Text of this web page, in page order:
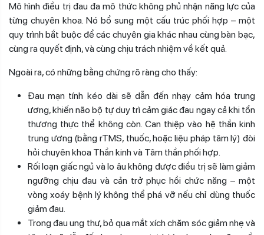
Mô hình điều trị đau đa mô thức không phủ nhận năng lực của
từng chuyên khoa. Nó bổ sung một cấu trúc phối hợp – một
quy trình bắt buộc để các chuyên gia khác nhau cùng bàn bạc,
cùng ra quyết định, và cùng chịu trách nhiệm về kết quả.
Ngoài ra, có những bằng chứng rõ ràng cho thấy:
Đau mạn tính kéo dài sẽ dẫn đến nhạy cảm hóa trung
ương, khiến não bộ tự duy trì cảm giác đau ngay cả khi tổn
thương thực thể không còn. Can thiệp vào hệ thần kinh
trung ương (bằng rTMS, thuốc, hoặc liệu pháp tâm lý) đòi
hỏi chuyên khoa Thần kinh và Tâm thần phối hợp.
Rối loạn giấc ngủ và lo âu không được điều trị sẽ làm giảm
ngưỡng chịu đau và cản trở phục hồi chức năng – một
vòng xoáy bệnh lý không thể phá vỡ nếu chỉ dùng thuốc
giảm đau.
Trong đau ung thư, bỏ qua mắt xích chăm sóc giảm nhẹ và